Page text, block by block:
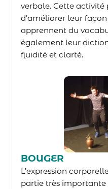
verbale. Cette
d’améliorer leur
apprennent du
également leur
fluidité et clarté.
BOUGER
L’expression
partie très